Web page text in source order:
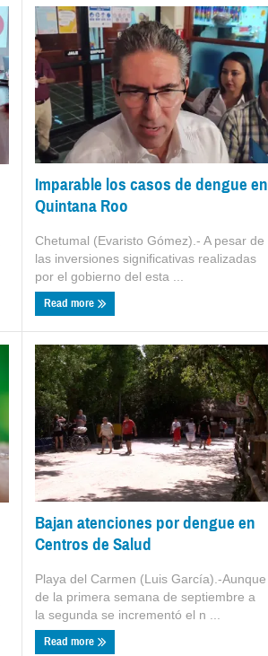
Imparable los casos de dengue en
Quintana Roo
Chetumal (Evaristo Gómez).- A pesar de
las inversiones significativas realizadas
por el gobierno del esta ...
Read more
Bajan atenciones por dengue en
Centros de Salud
Playa del Carmen (Luis García).-Aunque
de la primera semana de septiembre a
la segunda se incrementó el n ...
Read more